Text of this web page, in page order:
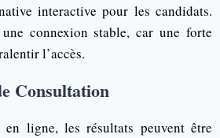
interactive pour les candidats.
connexion stable, car une forte
l’accès.
Consultation
ligne, les résultats peuvent être